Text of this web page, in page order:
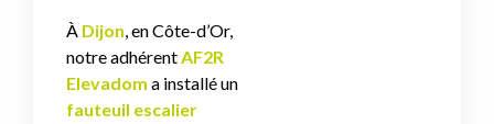
À Dijon, en Côte-d’Or,
notre adhérentAF2R
Elevadom a installé un
fauteuil escalier